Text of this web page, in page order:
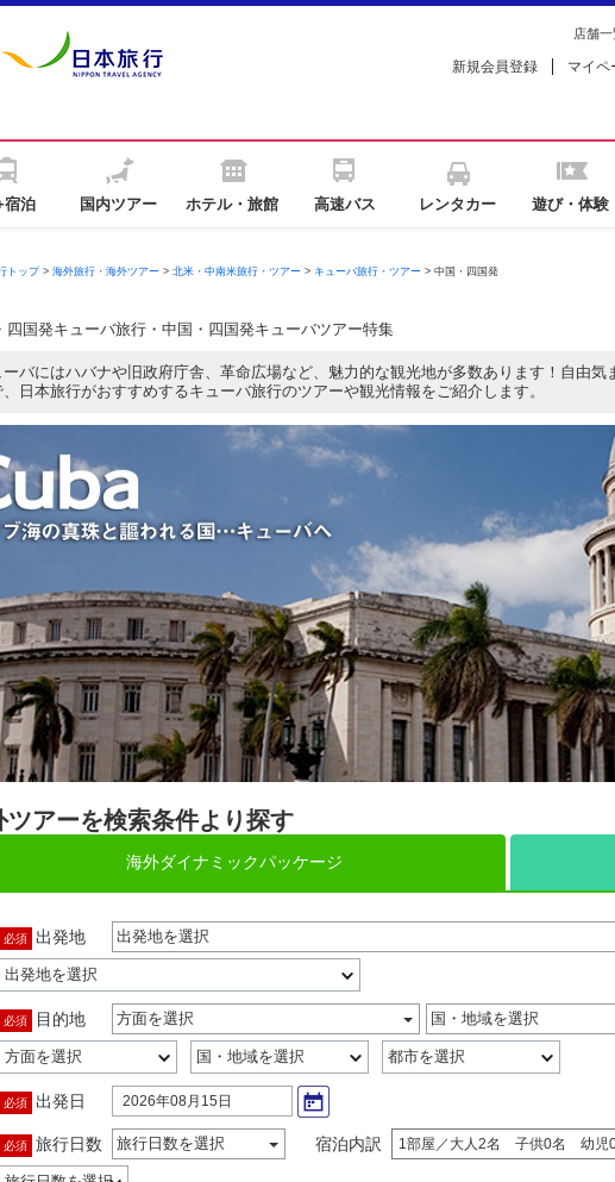
店舗一
新規会員登録 マイペ
宿泊 国内ツアー ホテル・旅館 高速バス レンタカー 遊び・体験
トップ> 海外旅行・海外ツアー> 北米・中南米旅行・ツアー> キューバ旅行・ツアー> 中国・四国発
四国発キューバ旅行・中国・四国発キューバツアー特集
ーバにはハバナや旧政府庁舎、革命広場など、魅力的な観光地が多数あります！自由
、日本旅行がおすすめするキューバ旅行のツアーや観光情報をご紹介します。
ツアーを検索条件より探す
海外ダイナミックパッケージ
必須 出発地 出発地を選択
必須 目的地 方面を選択 国・地域を選択
必須 出発日 2026年08月15日
必須 旅行日数 旅行日数を選択 宿泊内訳 1部屋／大人2名 子供0名 幼児